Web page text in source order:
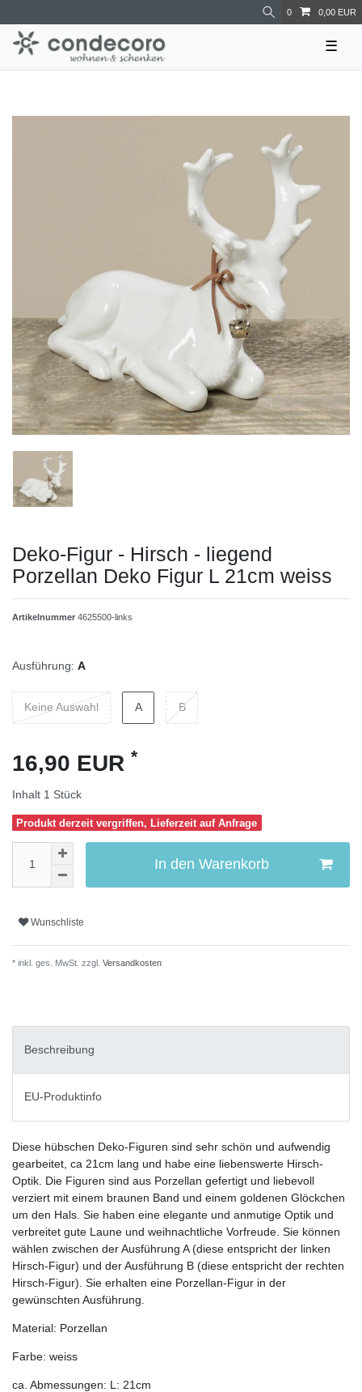
0 0,00 EUR
☰
Deko-Figur - Hirsch - liegend
Porzellan Deko Figur L 21cm weiss
Artikelnummer 4625500-links
Ausführung: A
Keine Auswahl A B
16,90 EUR *
Inhalt 1 Stück
Produkt derzeit vergriffen, Lieferzeit auf Anfrage
In den Warenkorb
Wunschliste
* inkl. ges. MwSt. zzgl. Versandkosten
Beschreibung
EU-Produktinfo
Diese hübschen Deko-Figuren sind sehr schön und aufwendig
gearbeitet, ca 21cm lang und habe eine liebenswerte Hirsch-
Optik. Die Figuren sind aus Porzellan gefertigt und liebevoll
verziert mit einem braunen Band und einem goldenen Glöckchen
um den Hals. Sie haben eine elegante und anmutige Optik und
verbreitet gute Laune und weihnachtliche Vorfreude. Sie können
wählen zwischen der Ausführung A (diese entspricht der linken
Hirsch-Figur) und der Ausführung B (diese entspricht der rechten
Hirsch-Figur). Sie erhalten eine Porzellan-Figur in der
gewünschten Ausführung.
Material: Porzellan
Farbe: weiss
ca. Abmessungen: L: 21cm